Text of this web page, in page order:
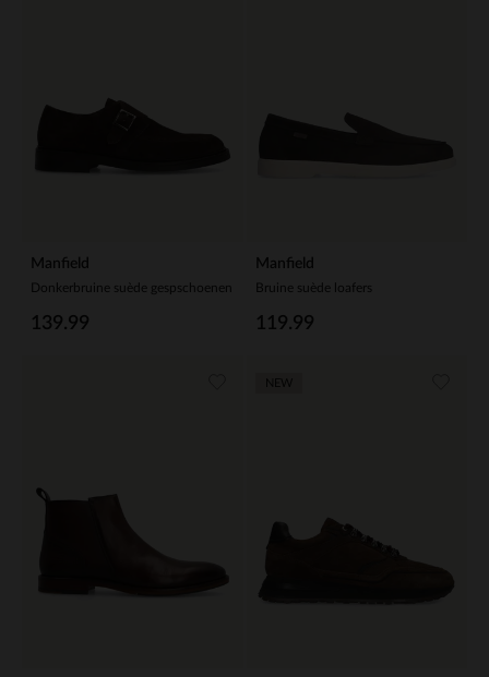
Manfield
Donkerbruine suède gespschoenen
139.99
Manfield
Bruine suède loafers
119.99